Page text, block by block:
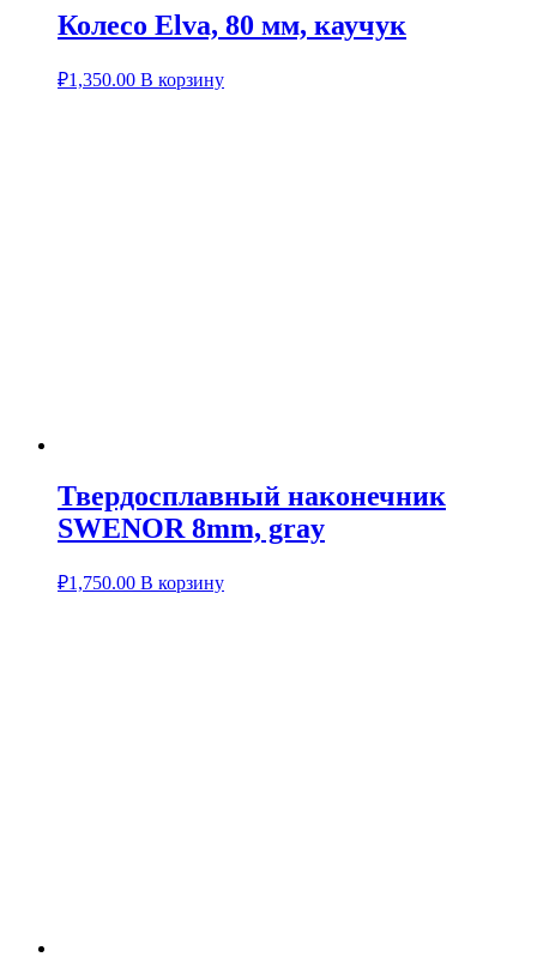
Колесо Elva, 80 мм, каучук
₽1,350.00 В корзину
Твердосплавный наконечник
SWENOR 8mm, gray
₽1,750.00 В корзину